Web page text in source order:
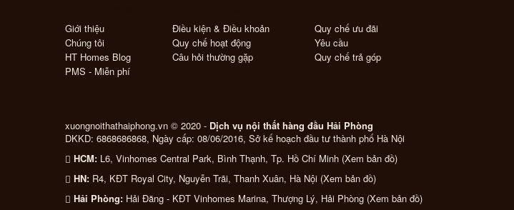
Giới thiệu
Chúng tôi
HT Homes Blog
PMS - Miễn phí
Điều kiện & Điều khoản
Quy chế hoạt động
Câu hỏi thường gặp
Quy chế ưu đãi
Yêu cầu
Quy chế trả góp
xuongnoithathaiphong.vn © 2020 - Dịch vụ nội thất hàng đầu Hải Phòng
DKKD: 6868686868, Ngày cấp: 08/06/2016, Sở kế hoạch đầu tư thành phố Hà Nội
HCM: L6, Vinhomes Central Park, Bình Thạnh, Tp. Hồ Chí Minh (Xem bản đồ)
HN: R4, KĐT Royal City, Nguyễn Trãi, Thanh Xuân, Hà Nội (Xem bản đồ)
Hải Phòng: Hải Đăng - KĐT Vinhomes Marina, Thượng Lý, Hải Phòng (Xem bản đồ)